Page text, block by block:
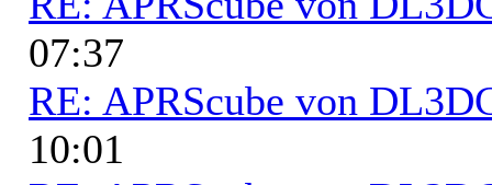
07:37
RE: APRScube von
10:01